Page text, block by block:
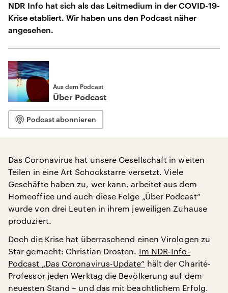
NDR Info hat sich als das Leitmedium in der COVID-19-
Krise etabliert. Wir haben uns den Podcast näher
angesehen.
Aus dem Podcast
Über Podcast
Podcast abonnieren
Das Coronavirus hat unsere Gesellschaft in weiten
Teilen in eine Art Schockstarre versetzt. Viele
Geschäfte haben zu, wer kann, arbeitet aus dem
Homeoffice und auch diese Folge „Über Podcast“
wurde von drei Leuten in ihrem jeweiligen Zuhause
produziert.
Doch die Krise hat überraschend einen Virologen zu
Star gemacht: Christian Drosten. Im NDR-Info-
Podcast „Das Coronavirus-Update“ hält der Charité-
Professor jeden Werktag die Bevölkerung auf dem
neuesten Stand – und das mit beachtlichem Erfolg.